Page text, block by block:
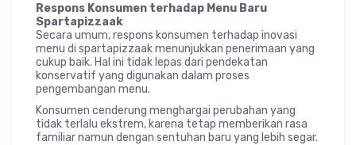
Respons Konsumen terhadap Menu Baru
Spartapizzaak
Secara umum, respons konsumen terhadap inovasi
menu di spartapizzaak menunjukkan penerimaan yang
cukup baik. Hal ini tidak lepas dari pendekatan
konservatif yang digunakan dalam proses
pengembangan menu.
Konsumen cenderung menghargai perubahan yang
tidak terlalu ekstrem, karena tetap memberikan rasa
familiar namun dengan sentuhan baru yang lebih segar.